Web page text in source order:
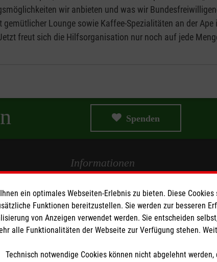
wir anbieten und was wir
Lounge sowie Kaffee-Spezialitäten an der
freut sich die Hilfsorganisation nur noch auf jede
Spenden
Informationen
Kontakt
Pressestelle
Impressum
ein optimales Webseiten-Erlebnis zu bieten. Diese
Funktionen bereitzustellen. Sie werden zur besseren
von Anzeigen verwendet werden. Sie entscheiden
alle Funktionalitäten der Webseite zur Verfügung stehen.
Technisch notwendige Cookies können nicht abgelehnt